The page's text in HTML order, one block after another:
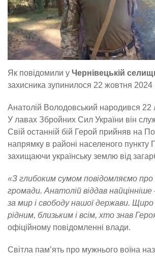
Як повідомили у Чернівецькій
захисника зупинилося 22 жовтня 2024
Анатолій Володовський народився 22
У лавах Збройних Сил України він
Свій останній бій Герой прийняв на
напрямку в районі населеного пункту
захищаючи українську землю від
«З глибоким сумом повідомляємо
громади. Анатолій віддав
за мир і свободу нашої держави. Щиро
рідним, близьким і всім, хто знав
офіційному повідомленні влади.
Світла пам’ять про мужнього воїна